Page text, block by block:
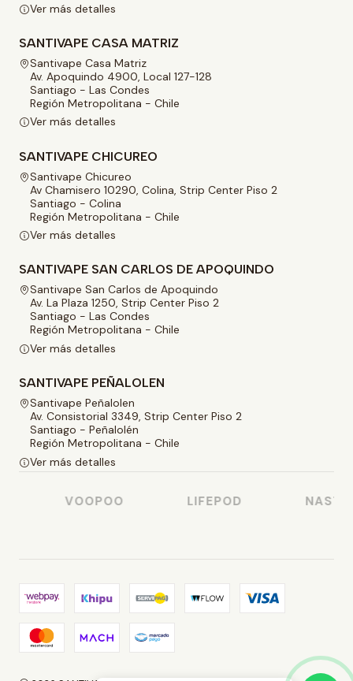
Ver más detalles
SANTIVAPE CASA MATRIZ
Santivape Casa Matriz
Av. Apoquindo 4900, Local 127-128
Santiago - Las Condes
Región Metropolitana - Chile
Ver más detalles
SANTIVAPE CHICUREO
Santivape Chicureo
Av Chamisero 10290, Colina, Strip Center Piso 2
Santiago - Colina
Región Metropolitana - Chile
Ver más detalles
SANTIVAPE SAN CARLOS DE APOQUINDO
Santivape San Carlos de Apoquindo
Av. La Plaza 1250, Strip Center Piso 2
Santiago - Las Condes
Región Metropolitana - Chile
Ver más detalles
SANTIVAPE PEÑALOLEN
Santivape Peñalolen
Av. Consistorial 3349, Strip Center Piso 2
Santiago - Peñalolén
Región Metropolitana - Chile
Ver más detalles
VOOPOO LIFEPOD NASTY